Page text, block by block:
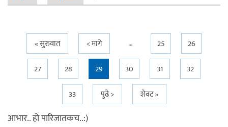
Pages« सुरुवात < मागे … 25
26
27
28 29 30 31
32
33
पुढे > शेवट »
आभार.. हो पारिजातकच..:)